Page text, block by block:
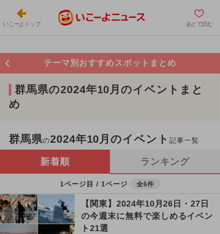
いこーよトップ あとで読む
テーマ別おすすめスポットまとめ
群馬県の2024年10月のイベントまと
め
群馬県の2024年10月のイベント記事一覧
新着順 ランキング
1ページ目 / 1ページ 全6件
【関東】2024年10月26日・27日
の今週末に無料で楽しめるイベン
ト21選